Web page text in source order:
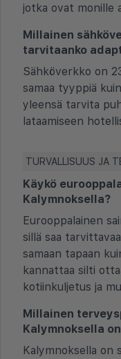
jotka ovat monille
Millainen
tarvitaanko
Sähköverkko on
samaa tyyppiä
yleensä tarvita
lataamiseen
TURVALLISUUS JA
Käykö
Kalymnoksella?
Eurooppalainen
sillä saa
samaan tapaan
kannattaa silti
kotiinkuljetus ja
Millainen
Kalymnoksella
Kalymnoksella on